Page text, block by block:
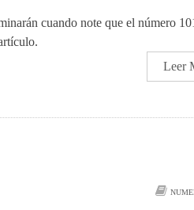
cuando note que el número
Leer